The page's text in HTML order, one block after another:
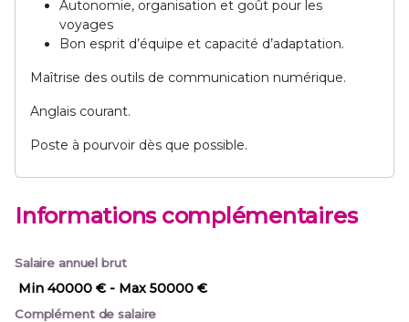
Autonomie, organisation et goût pour les
voyages
Bon esprit d’équipe et capacité d’adaptation.
Maîtrise des outils de communication numérique.
Anglais courant.
Poste à pourvoir dès que possible.
Informations complémentaires
Salaire annuel brut
Min 40000 € - Max 50000 €
Complément de salaire